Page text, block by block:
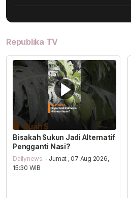
Republika TV
Bisakah Sukun Jadi Alternatif
Pengganti Nasi?
Dailynews - Jumat , 07 Aug 2026,
15:30 WIB